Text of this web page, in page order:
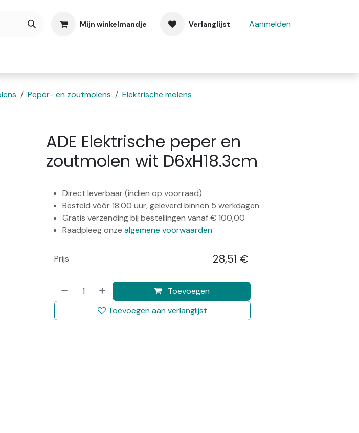
Mijn winkelmandje Verlanglijst Aanmelden
Peper- en zoutmolens
Elektrische molens
ADE Elektrische peper en
zoutmolen wit D6xH18.3cm
Direct leverbaar (indien op voorraad)
Besteld vóór 18:00 uur, geleverd binnen 5 werkdagen
Gratis verzending bij bestellingen vanaf € 100,00
Raadpleeg onze algemene voorwaarden
Toevoegen
Toevoegen aan verlanglijst
Prijs 28,51 €